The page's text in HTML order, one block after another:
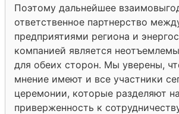
Поэтому дальнейшее
ответственное партнерство
предприятиями региона и
компанией является
для обеих сторон. Мы уверены,
мнение имеют и все участники
церемонии, которые разделяют
приверженность к